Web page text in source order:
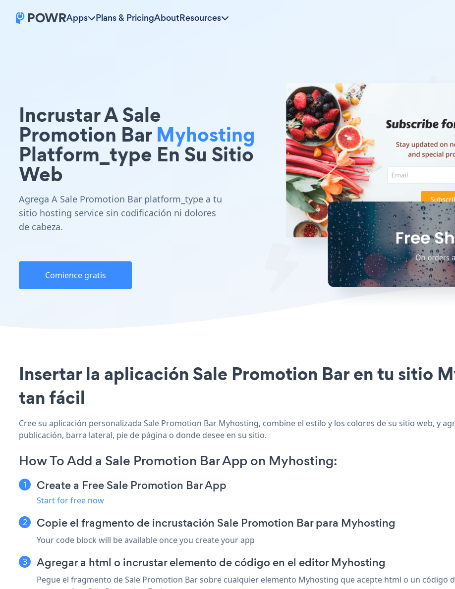
Apps Plans & PricingAboutResources
Incrustar A Sale
Promotion BarMyhosting
Platform_type En Su Sitio
Web
Agrega A Sale Promotion Bar platform_type a tu
sitio hosting service sin codificación ni dolores
de cabeza.
Comience gratis
Insertar la aplicación Sale Promotion Bar en tu sitio
tan fácil
Cree su aplicación personalizada Sale Promotion Bar Myhosting, combine el estilo y los colores de su sitio web, y
publicación, barra lateral, pie de página o donde desee en su sitio.
How To Add a Sale Promotion Bar App on Myhosting:
Create a Free Sale Promotion Bar App
Start for free now
Copie el fragmento de incrustación Sale Promotion Bar para Myhosting
Your code block will be available once you create your app
Agregar a html o incrustar elemento de código en el editor Myhosting
Pegue el fragmento de Sale Promotion Bar sobre cualquier elemento Myhosting que acepte html o un código